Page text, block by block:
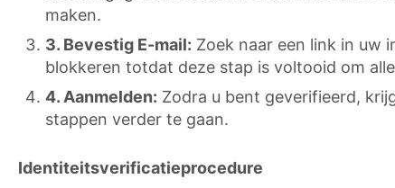
maken.
3. Bevestig E-mail: Zoek naar een link in uw
blokkeren totdat deze stap is voltooid om
4. Aanmelden: Zodra u bent geverifieerd,
stappen verder te gaan.
Identiteitsverificatieprocedure